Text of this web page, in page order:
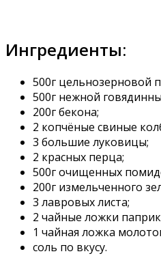
Ингредиенты:
500г цельнозерновой
500г нежной
200г бекона;
2 копчёные свиные
3 большие луковицы;
2 красных перца;
500г очищенных
200г измельченного
3 лавровых листа;
2 чайные ложки
1 чайная ложка
соль по вкусу.